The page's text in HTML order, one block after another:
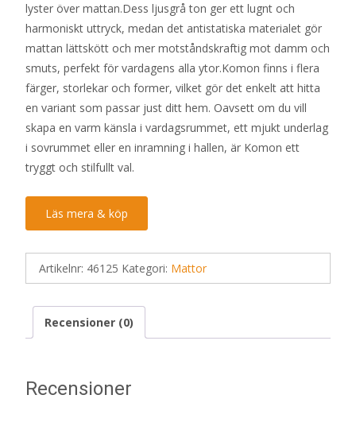
lyster över mattan.Dess ljusgrå ton ger ett lugnt och
harmoniskt uttryck, medan det antistatiska materialet gör
mattan lättskött och mer motståndskraftig mot damm och
smuts, perfekt för vardagens alla ytor.Komon finns i flera
färger, storlekar och former, vilket gör det enkelt att hitta
en variant som passar just ditt hem. Oavsett om du vill
skapa en varm känsla i vardagsrummet, ett mjukt underlag
i sovrummet eller en inramning i hallen, är Komon ett
tryggt och stilfullt val.
Läs mera & köp
Artikelnr: 46125 Kategori: Mattor
Recensioner (0)
Recensioner